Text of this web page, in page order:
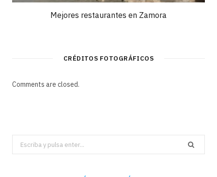
Mejores restaurantes en Zamora
CRÉDITOS FOTOGRÁFICOS
Comments are closed.
Search
for: